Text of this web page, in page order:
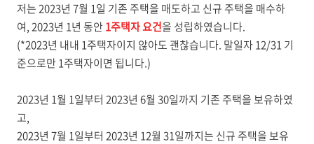
저는 2023년 7월 1일 기존 주택을 매도하고 신규 주택을 매수하
여,2023년 1년 동안1주택자 요건을 성립하였습니다.
(*2023년 내내 1주택자이지 않아도 괜찮습니다. 말일자 12/31 기
준으로만 1주택자이면 됩니다.)
2023년 1월 1일부터 2023년 6월 30일까지 기존 주택을 보유하였
고,
2023년 7월 1일부터 2023년 12월 31일까지는 신규 주택을 보유